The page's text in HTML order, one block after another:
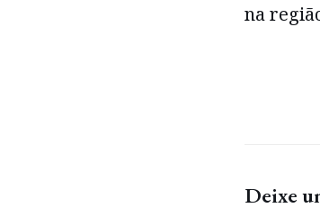
na
Deixe